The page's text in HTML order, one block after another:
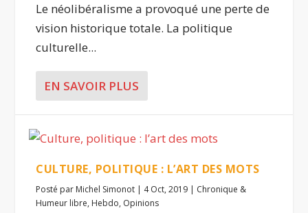
Le néolibéralisme a provoqué une perte de
vision historique totale. La politique
culturelle...
EN SAVOIR PLUS
CULTURE, POLITIQUE : L’ART DES MOTS
Posté par Michel Simonot | 4 Oct, 2019 | Chronique &
Humeur libre, Hebdo, Opinions